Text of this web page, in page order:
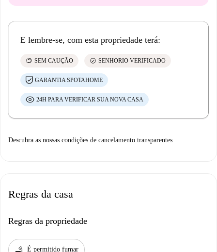
E lembre-se, com esta propriedade terá:
savings SEM CAUÇÃO check_circle SENHORIO VERIFICADO
GARANTIA SPOTAHOME
24H PARA VERIFICAR SUA NOVA CASA
Descubra as nossas condições de cancelamento transparentes
Regras da casa
Regras da propriedade
smoking_rooms É permitido fumar